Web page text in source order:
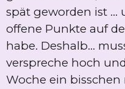
spät geworden ist ...
offene Punkte auf
habe. Deshalb...
verspreche hoch
Woche ein